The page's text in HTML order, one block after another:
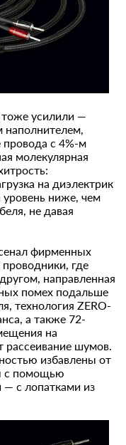
усилили —
наполнителем,
с 4%-м
молекулярная
на диэлектрик
ниже, чем
не давая
фирменных
где
направленная
помех подальше
технология ZERO-
а также 72-
на
рассеивание шумов.
избавлены от
с помощью
— с лопатками из